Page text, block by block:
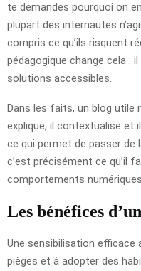
te demandes pourquoi on
plupart des internautes
compris ce qu’ils risquent
pédagogique change cela :
solutions accessibles.
Dans les faits, un blog utile
explique, il contextualise et
ce qui permet de passer de
c’est précisément ce qu’il
comportements
Les bénéfices
Une sensibilisation efficace
pièges et à adopter des